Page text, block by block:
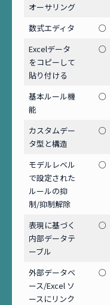
オーサリング
数式エディタ ○
Excelデータ
をコピーして
貼り付ける
○
基本ルール機
能
○
カスタムデー
タ型と構造
○
モデルレベル
で設定された
ルールの抑
制/抑制解除
○
表現に基づく
内部データテ
ーブル
○
外部データベ
ース/Excel ソ
ースにリンク
○